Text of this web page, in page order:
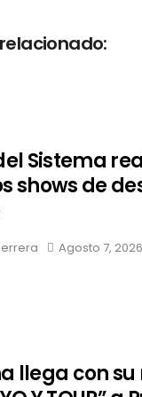
Sistema
shows de
Agosto 7, 2026
llega con su